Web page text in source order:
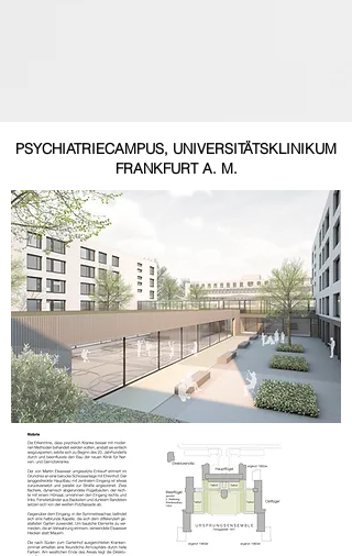
PSYCHIATRIECAMPUS, UNIVERSITÄTSKLINIKUM
FRANKFURT A. M.